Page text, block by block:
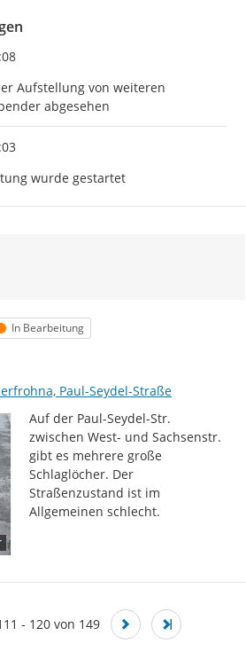
Aufstellung von weiteren
abgesehen
wurde gestartet
Status
In Bearbeitung
Paul-Seydel-Straße
Auf der Paul-Seydel-Str.
zwischen West- und Sachsenstr.
gibt es mehrere große
Schlaglöcher. Der
Straßenzustand ist im
Allgemeinen schlecht.
- 120 von 149